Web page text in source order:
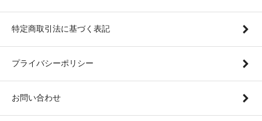
特定商取引法に基づく表記
プライバシーポリシー
お問い合わせ